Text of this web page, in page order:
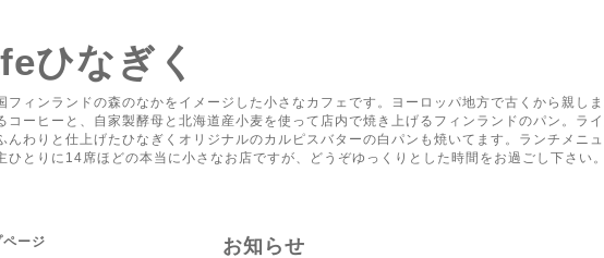
ひなぎく
フィンランドの森のなかをイメージした小さなカフェです。ヨーロッパ地方で古くから親し
コーヒーと、自家製酵母と北海道産小麦を使って店内で焼き上げるフィンランドのパン。ラ
んわりと仕上げたひなぎくオリジナルのカルピスバターの白パンも焼いてます。ランチメニ
ひとりに14席ほどの本当に小さなお店ですが、どうぞゆっくりとした時間をお過ごし下さい。
お知らせ
ページ